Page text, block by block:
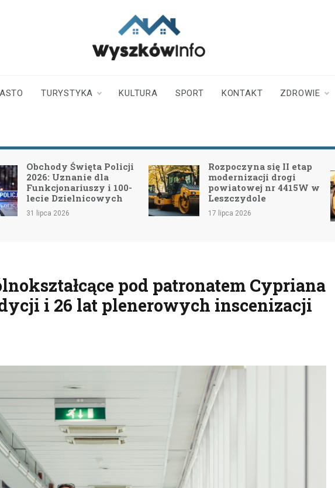
TURYSTYKA KULTURA SPORT KONTAKT ZDROWIE
Obchody Święta Policji
2026: Uznanie dla
Funkcjonariuszy i 100-
lecie Dzielnicowych
31 lipca 2026
Rozpoczyna się II etap
modernizacji drogi
powiatowej nr 4415W w
Leszczydole
17 lipca 2026
pod patronatem Cypriana
i 26 lat plenerowych inscenizacji